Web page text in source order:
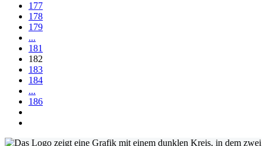
177
178
179
...
181
182
183
184
...
186